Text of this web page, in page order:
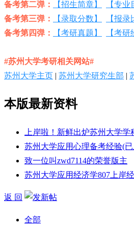
备考第二弹：
【招生简章】 【专业
备考第三弹：
【录取分数】 【报录
备考第四弹：
【考研真题】 【考研
#苏州大学考研相关网站#
苏州大学主页 | 苏州大学研究生部 |
本版最新资料
上岸啦！新鲜出炉苏州大学学
苏州大学应用心理备考经验(
致一位叫zwd7114的荣誉版主
苏州大学应用经济学807上岸
返 回
全部